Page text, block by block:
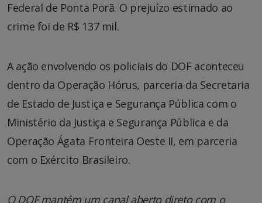
Federal de Ponta Porã. O prejuízo estimado ao
crime foi de R$ 137 mil.
A ação envolvendo os policiais do DOF aconteceu
dentro da Operação Hórus, parceria da Secretaria
de Estado de Justiça e Segurança Pública com o
Ministério da Justiça e Segurança Pública e da
Operação Ágata Fronteira Oeste II, em parceria
com o Exército Brasileiro.
O DOF mantém um canal aberto direto com o